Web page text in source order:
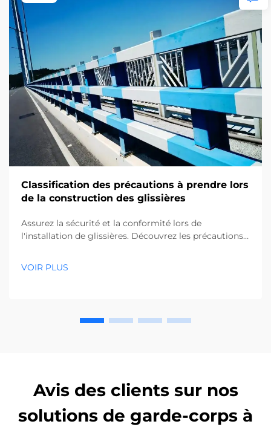
Classification des précautions à prendre lors
de la construction des glissières
Assurez la sécurité et la conformité lors de
l'installation de glissières. Découvrez les précautions
dès maintenant.
VOIR PLUS
Avis des clients sur nos
solutions de garde-corps à